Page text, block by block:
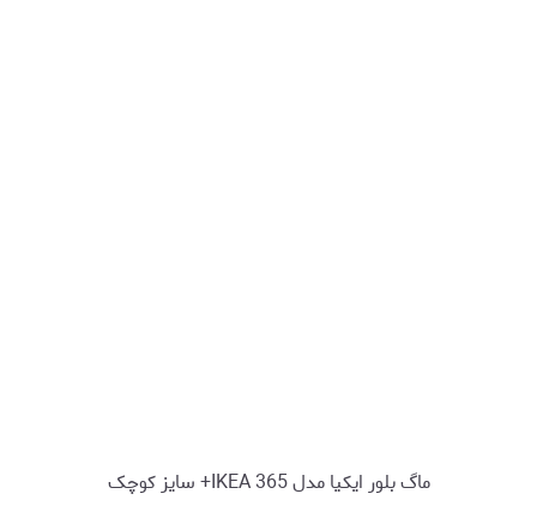
ماگ بلور ایکیا مدل IKEA 365+ سایز کوچک